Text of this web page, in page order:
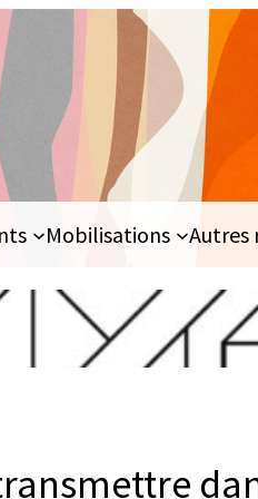
Mobilisations Autres